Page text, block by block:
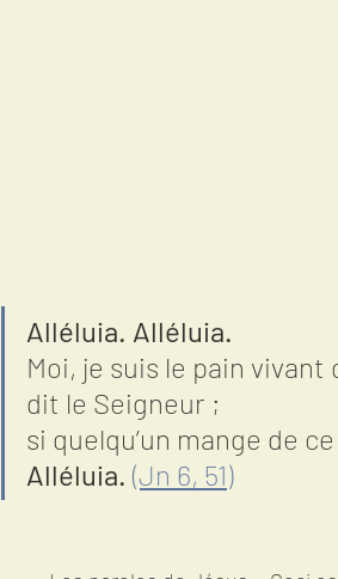
Alléluia. Alléluia.
Moi, je suis le pain
dit le Seigneur ;
si quelqu’un mange de
Alléluia. (Jn 6, 51)